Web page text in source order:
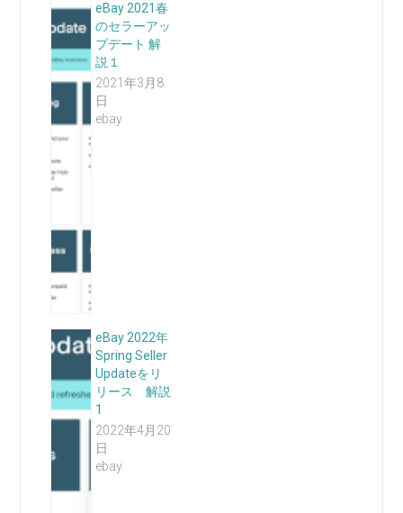
eBay 2021春
のセラーアッ
プデート 解
説１
2021年3月8
日
ebay
eBay 2022年
Spring Seller
Updateをリ
リース 解説
1
2022年4月20
日
ebay